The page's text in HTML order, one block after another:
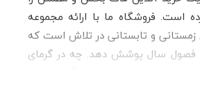
است. فروشگاه ما با ارائه مجموعه
زمستانی و تابستانی در تلاش است که
فصول سال پوشش دهد. چه در گرمای
همیشه یک انتخاب شیک و خاص برای